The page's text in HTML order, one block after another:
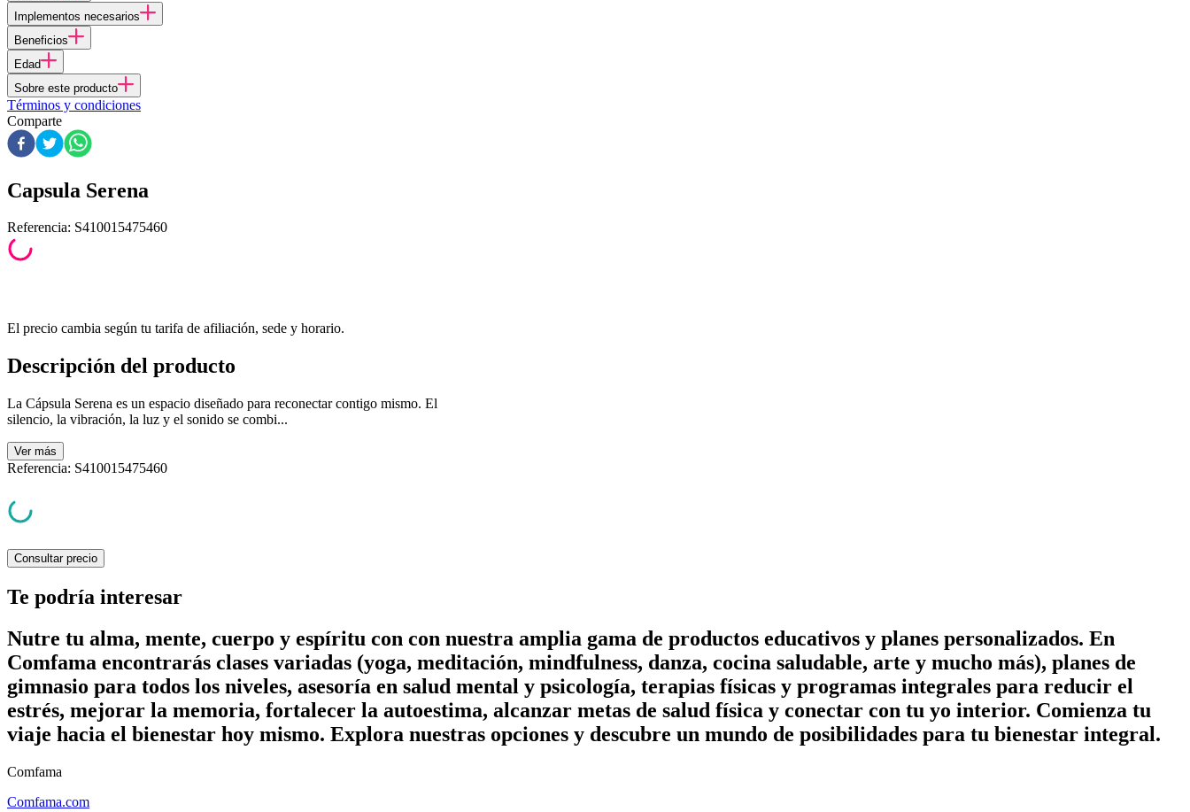
Implementos necesarios
Beneficios
Edad
Sobre este producto
Términos y condiciones
Comparte
Capsula Serena
Referencia: S410015475460
El precio cambia según tu tarifa de afiliación, sede y horario.
Descripción del producto
La Cápsula Serena es un espacio diseñado para reconectar contigo mismo. El
silencio, la vibración, la luz y el sonido se combi...
Ver más
Referencia: S410015475460
Consultar precio
Te podría interesar
Nutre tu alma, mente, cuerpo y espíritu con con nuestra amplia gama de productos educativos y planes personalizados. En
Comfama encontrarás clases variadas (yoga, meditación, mindfulness, danza, cocina saludable, arte y mucho más), planes de
gimnasio para todos los niveles, asesoría en salud mental y psicología, terapias físicas y programas integrales para reducir el
estrés, mejorar la memoria, fortalecer la autoestima, alcanzar metas de salud física y conectar con tu yo interior. Comienza tu
viaje hacia el bienestar hoy mismo. Explora nuestras opciones y descubre un mundo de posibilidades para tu bienestar integral.
Comfama
Comfama.com